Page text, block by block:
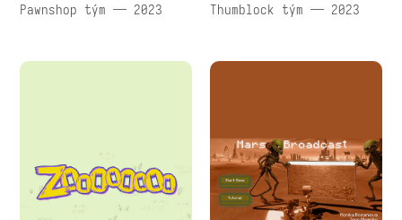
Pawnshop tým — 2023 Thumblock tým — 2023